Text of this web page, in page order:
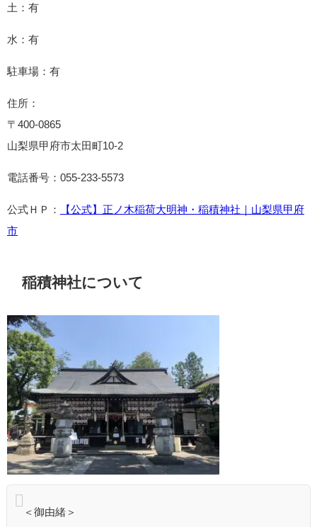
土：有
水：有
駐車場：有
住所：
〒400-0865
山梨県甲府市太田町10-2
電話番号：055-233-5573
公式ＨＰ：
【公式】正ノ木稲荷大明神・稲積神社｜山梨県甲府
市
稲積神社について
＜御由緒＞